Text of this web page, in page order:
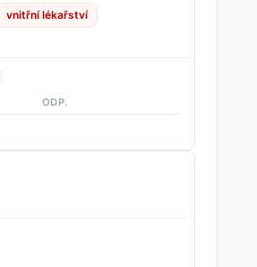
vnitřní lékařství
ODP.